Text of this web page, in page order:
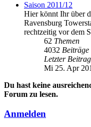
Saison 2011/12
Hier könnt Ihr über
Ravensburg
rechtzeitig vor dem
62 Themen
4032 Beiträge
Letzter Beitrag
Mi 25. Apr
Du hast keine
Forum zu lesen.
Anmelden